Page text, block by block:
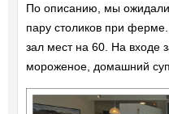
По описанию, мы
пару столиков при
зал мест на 60. На входе
мороженое, домашний суп,